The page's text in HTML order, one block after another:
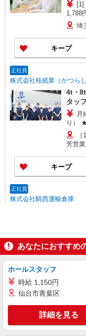
[1]
1,788円 [2] 時給1,700円〜2,125円 ＜日
円（時給
帯に
埼
キープ
正社員
株式会社桂紙業（かつらし
4t・
タッフ
月
り）
あり（同条件） ★
≪運転
円）
（5千円） 【月収例】378,750
目）
勤手
芳営
田営
業所
所：
車・
キープ
正社員
株式会社騎西運輸倉庫
フォ
えた
円〜
埼
キープ
正社員
株式会社ショーモン
サー
給 ※
あなたにおすすめ
ホールスタッフ
時給 1,150円
仙台市青葉区
詳細を見る